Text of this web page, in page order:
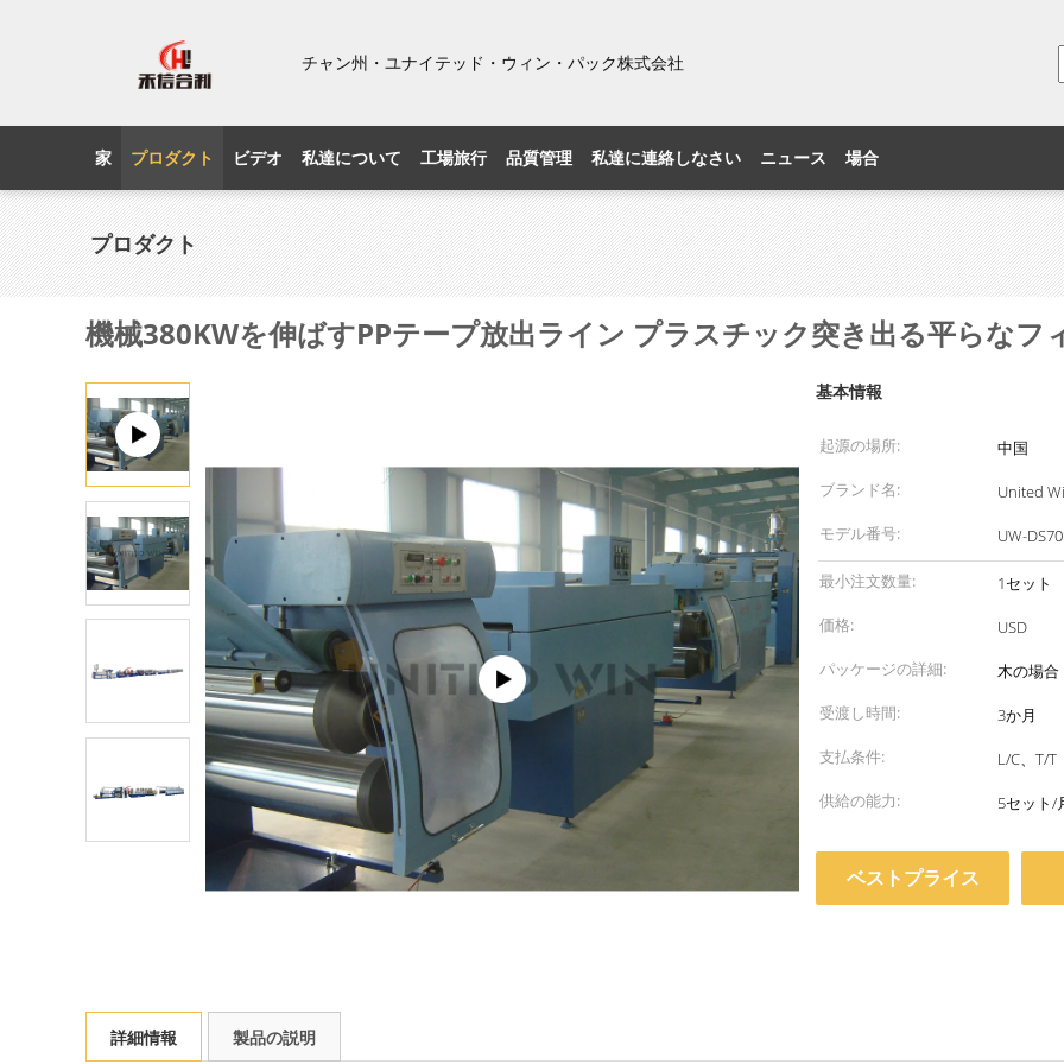
チャン州・ユナイテッド・ウィン・パック株式会社
家 プロダクト ビデオ 私達について 工場旅行 品質管理 私達に連絡しなさい ニュース 場合
プロダクト
機械380KWを伸ばすPPテープ放出ライン プラスチック突き出る平らなフ
基本情報
起源の場所:
中国
ブランド名:
United
モデル番号:
UW-
最小注文数量:
1セット
価格:
USD
パッケージの詳細:
木の場合
受渡し時間:
3か月
支払条件:
L/C、T/T
供給の能力:
5セット/
ベストプライス
詳細情報 製品の説明